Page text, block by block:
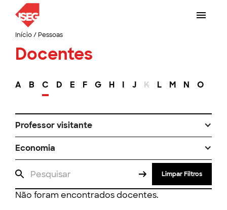
Início/ Pessoas
Docentes
A B C D E F G H I J K L M N O
Professor visitante
Economia
Limpar Filtros
Não foram encontrados docentes.